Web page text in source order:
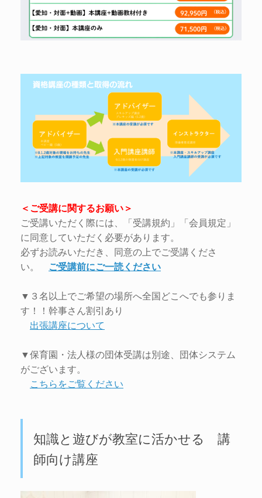
＜ご受講に関するお願い＞
ご受講いただく際には、「受講規約」「会員規定」
に同意していただく必要があります。
必ずお読みいただき、同意の上でご受講くださ
い。 ご受講前にご一読ください
▼３名以上でご希望の場所へ全国どこへでも参りま
す！！幹事さん割引あり
出張講座について
▼保育園・法人様の団体受講は別途、団体システム
がございます。
こちらをご覧ください
知識と遊びが教室に活かせる 講
師向け講座